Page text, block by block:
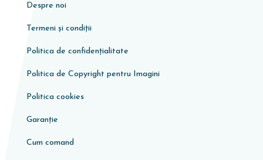
Despre noi
Termeni și condiții
Politica de confidențialitate
Politica de Copyright pentru Imagini
Politica cookies
Garanţie
Cum comand